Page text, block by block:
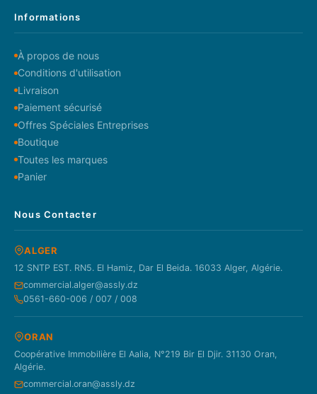
Informations
À propos de nous
Conditions d'utilisation
Livraison
Paiement sécurisé
Offres Spéciales Entreprises
Boutique
Toutes les marques
Panier
Nous Contacter
ALGER
12 SNTP EST. RN5. El Hamiz, Dar El Beida. 16033 Alger, Algérie.
commercial.alger@assly.dz
0561-660-006 / 007 / 008
ORAN
Coopérative Immobilière El Aalia, N°219 Bir El Djir. 31130 Oran,
Algérie.
commercial.oran@assly.dz